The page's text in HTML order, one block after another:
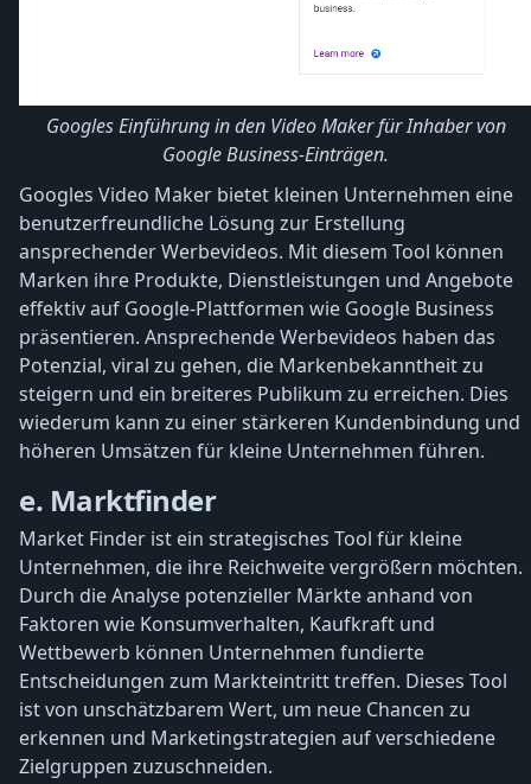
Googles Einführung in den Video Maker für Inhaber von
Google Business-Einträgen.
Googles Video Maker bietet kleinen Unternehmen eine
benutzerfreundliche Lösung zur Erstellung
ansprechender Werbevideos. Mit diesem Tool können
Marken ihre Produkte, Dienstleistungen und Angebote
effektiv auf Google-Plattformen wie Google Business
präsentieren. Ansprechende Werbevideos haben das
Potenzial, viral zu gehen, die Markenbekanntheit zu
steigern und ein breiteres Publikum zu erreichen. Dies
wiederum kann zu einer stärkeren Kundenbindung und
höheren Umsätzen für kleine Unternehmen führen.
e. Marktfinder
Market Finder ist ein strategisches Tool für kleine
Unternehmen, die ihre Reichweite vergrößern möchten.
Durch die Analyse potenzieller Märkte anhand von
Faktoren wie Konsumverhalten, Kaufkraft und
Wettbewerb können Unternehmen fundierte
Entscheidungen zum Markteintritt treffen. Dieses Tool
ist von unschätzbarem Wert, um neue Chancen zu
erkennen und Marketingstrategien auf verschiedene
Zielgruppen zuzuschneiden.